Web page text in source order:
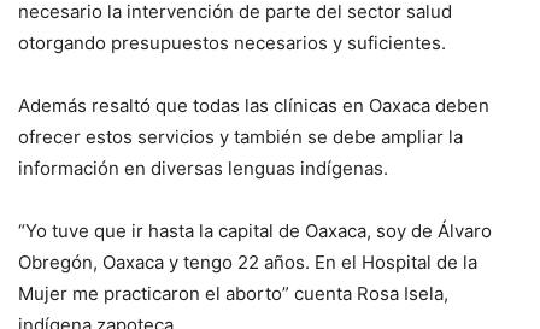
necesario la intervención de parte del sector salud
otorgando presupuestos necesarios y suficientes.
Además resaltó que todas las clínicas en Oaxaca deben
ofrecer estos servicios y también se debe ampliar la
información en diversas lenguas indígenas.
“Yo tuve que ir hasta la capital de Oaxaca, soy de Álvaro
Obregón, Oaxaca y tengo 22 años. En el Hospital de la
Mujer me practicaron el aborto” cuenta Rosa Isela,